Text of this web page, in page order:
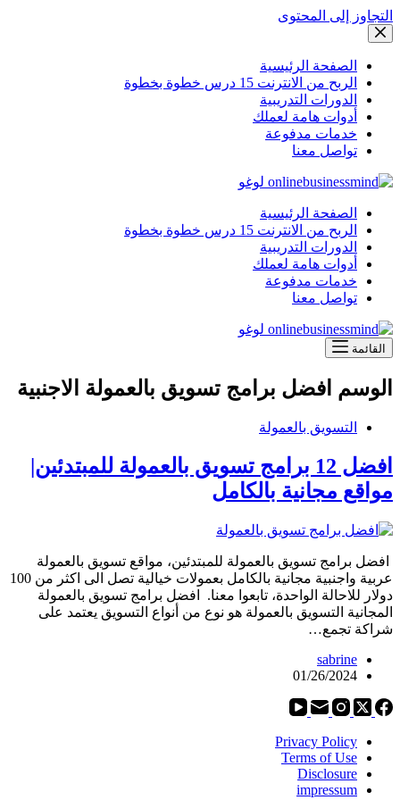
التجاوز إلى المحتوى
الصفحة الرئيسية
الربح من الانترنت 15 درس خطوة بخطوة
الدورات التدريبية
أدوات هامة لعملك
خدمات مدفوعة
تواصل معنا
الصفحة الرئيسية
الربح من الانترنت 15 درس خطوة بخطوة
الدورات التدريبية
أدوات هامة لعملك
خدمات مدفوعة
تواصل معنا
القائمة
الوسم افضل برامج تسويق بالعمولة الاجنبية
التسويق بالعمولة
افضل 12 برامج تسويق بالعمولة للمبتدئين|
مواقع مجانية بالكامل
افضل برامج تسويق بالعمولة للمبتدئين، مواقع تسويق بالعمولة
عربية واجنبية مجانية بالكامل بعمولات خيالية تصل الى اكثر من 100
دولار للاحالة الواحدة، تابعوا معنا. افضل برامج تسويق بالعمولة
المجانية التسويق بالعمولة هو نوع من أنواع التسويق يعتمد على
شراكة تجمع…
sabrine
01/26/2024
Privacy Policy
Terms of Use
Disclosure
impressum